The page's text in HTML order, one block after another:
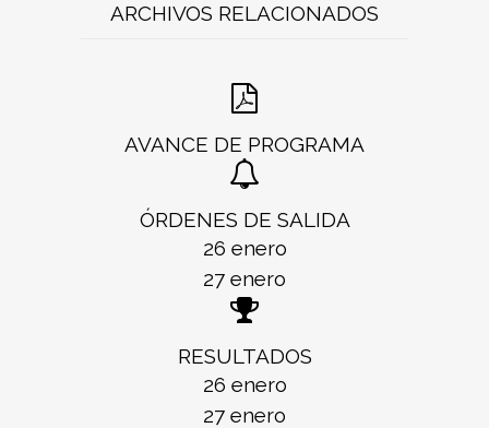
ARCHIVOS RELACIONADOS
AVANCE DE PROGRAMA
ÓRDENES DE SALIDA
26 enero
27 enero
RESULTADOS
26 enero
27 enero